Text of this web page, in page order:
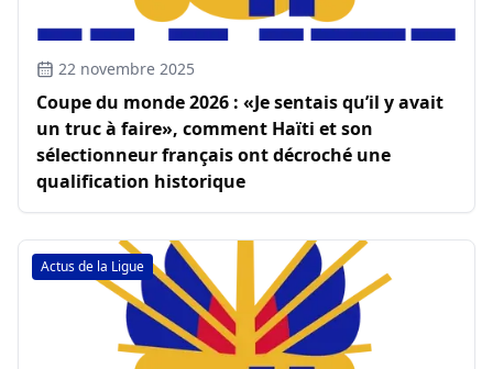
22 novembre 2025
Coupe du monde 2026 : «Je sentais qu’il y avait
un truc à faire», comment Haïti et son
sélectionneur français ont décroché une
qualification historique
Actus de la Ligue